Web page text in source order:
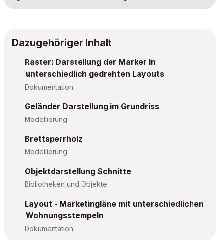
Dazugehöriger Inhalt
Raster: Darstellung der Marker in
unterschiedlich gedrehten Layouts
Dokumentation
Geländer Darstellung im Grundriss
Modellierung
Brettsperrholz
Modellierung
Objektdarstellung Schnitte
Bibliotheken und Objekte
Layout - Marketingläne mit unterschiedlichen
Wohnungsstempeln
Dokumentation